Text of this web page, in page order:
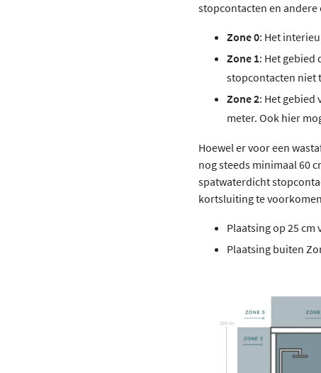
stopcontacten en
Zone 0: Het
Zone 1: Het gebied
stopcontacten niet
Zone 2: Het gebied
meter. Ook hier
Hoewel er voor een
nog steeds minimaal 60
spatwaterdicht
kortsluiting te
Plaatsing op 25 cm
Plaatsing buiten